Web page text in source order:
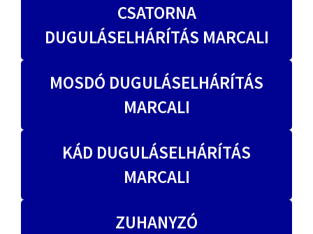
CSATORNA
DUGULÁSELHÁRÍTÁS MARCALI
MOSDÓ DUGULÁSELHÁRÍTÁS
MARCALI
KÁD DUGULÁSELHÁRÍTÁS
MARCALI
ZUHANYZÓ